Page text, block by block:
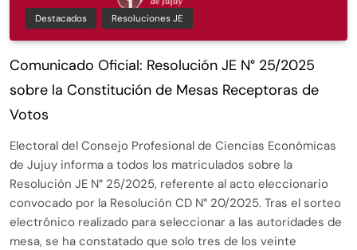
Destacados Resoluciones JE
Comunicado Oficial: Resolución JE N° 25/2025
sobre la Constitución de Mesas Receptoras de
Votos
Electoral del Consejo Profesional de Ciencias Económicas
de Jujuy informa a todos los matriculados sobre la
Resolución JE N° 25/2025, referente al acto eleccionario
convocado por la Resolución CD N° 20/2025. Tras el sorteo
electrónico realizado para seleccionar a las autoridades de
mesa, se ha constatado que solo tres de los veinte